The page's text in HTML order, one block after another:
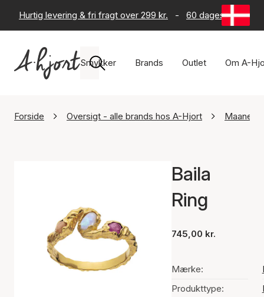
Hurtig levering & fri fragt over 299 kr. - 60 dages returret
Smykker Brands Outlet Om A-
Forside Oversigt - alle brands hos A-Hjort
Baila
Ring
745,00 kr.
Mærke:
Produkttype: